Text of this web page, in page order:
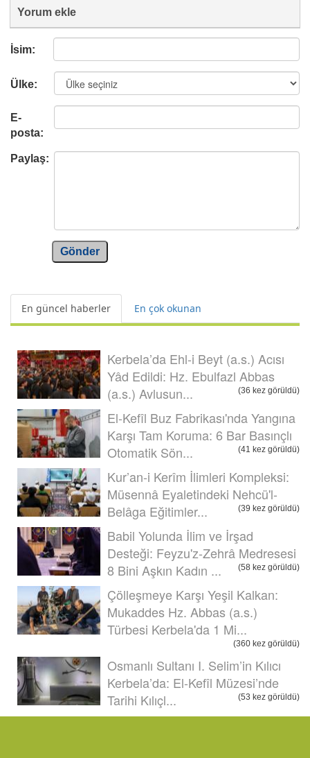
Yorum ekle
İsim:
Ülke:
E-
posta:
Paylaş:
Gönder
En güncel haberler En çok okunan
Kerbela’da Ehl-i Beyt (a.s.) Acısı
Yâd Edildi: Hz. Ebulfazl Abbas
(a.s.) Avlusun...
(36 kez görüldü)
El-Kefîl Buz Fabrikası'nda Yangına
Karşı Tam Koruma: 6 Bar Basınçlı
Otomatik Sön...
(41 kez görüldü)
Kur’an-i Kerîm İlimleri Kompleksi:
Müsennâ Eyaletindeki Nehcü'l-
Belâga Eğitimler...
(39 kez görüldü)
Babil Yolunda İlim ve İrşad
Desteği: Feyzu'z-Zehrâ Medresesi
8 Bini Aşkın Kadın ...
(58 kez görüldü)
Çölleşmeye Karşı Yeşil Kalkan:
Mukaddes Hz. Abbas (a.s.)
Türbesi Kerbela'da 1 Mi...
(360 kez görüldü)
Osmanlı Sultanı I. Selim’in Kılıcı
Kerbela’da: El-Kefîl Müzesi’nde
Tarihi Kılıçl...
(53 kez görüldü)